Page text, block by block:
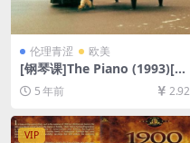
伦理青涩 欧美
[钢琴课]The Piano (1993)[百
度网盘+迅雷云盘资源1080P
超清未删减][MP4/6.7GB][中
英字幕]【视频文件+防和谐压
缩包（含解压密码）】
5 年前 2.92
VIP